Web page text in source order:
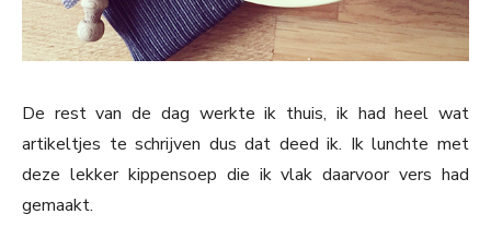
De rest van de dag werkte ik thuis, ik had heel wat
artikeltjes te schrijven dus dat deed ik. Ik lunchte met
deze lekker kippensoep die ik vlak daarvoor vers had
gemaakt.